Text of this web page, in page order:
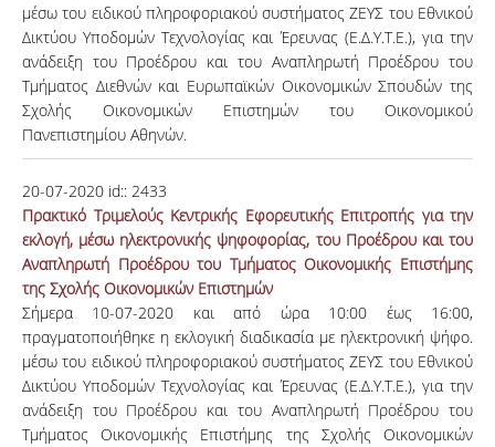
μέσω του ειδικού πληροφοριακού συστήματος ΖΕΥΣ του Eθνικού
Δικτύου Υποδομών Τεχνολογίας και Έρευνας (Ε.Δ.Υ.Τ.Ε.), για την
ανάδειξη του Προέδρου και του Αναπληρωτή Προέδρου του
Τμήματος Διεθνών και Ευρωπαϊκών Οικονομικών Σπουδών της
Σχολής Οικονομικών Επιστημών του Οικονομικού
Πανεπιστημίου Αθηνών.
20-07-2020 id:: 2433
Πρακτικό Τριμελούς Κεντρικής Εφορευτικής Επιτροπής για την
εκλογή, μέσω ηλεκτρονικής ψηφοφορίας, του Προέδρου και του
Αναπληρωτή Προέδρου του Τμήματος Οικονομικής Επιστήμης
της Σχολής Οικονομικών Επιστημών
Σήμερα 10-07-2020 και από ώρα 10:00 έως 16:00,
πραγματοποιήθηκε η εκλογική διαδικασία με ηλεκτρονική ψήφο.
μέσω του ειδικού πληροφοριακού συστήματος ΖΕΥΣ του Eθνικού
Δικτύου Υποδομών Τεχνολογίας και Έρευνας (Ε.Δ.Υ.Τ.Ε.), για την
ανάδειξη του Προέδρου και του Αναπληρωτή Προέδρου του
Τμήματος Οικονομικής Επιστήμης της Σχολής Οικονομικών